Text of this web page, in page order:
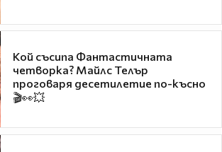
Кой съсипа Фантастичната
четворка? Майлс Телър
проговаря десетилетие по-късно
🎬👀💥